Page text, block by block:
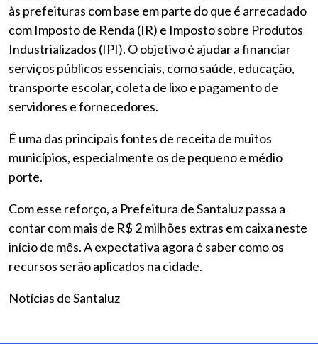
às prefeituras com base em parte do que é arrecadado
com Imposto de Renda (IR) e Imposto sobre Produtos
Industrializados (IPI). O objetivo é ajudar a financiar
serviços públicos essenciais, como saúde, educação,
transporte escolar, coleta de lixo e pagamento de
servidores e fornecedores.
É uma das principais fontes de receita de muitos
municípios, especialmente os de pequeno e médio
porte.
Com esse reforço, a Prefeitura de Santaluz passa a
contar com mais de R$ 2 milhões extras em caixa neste
início de mês. A expectativa agora é saber como os
recursos serão aplicados na cidade.
Notícias de Santaluz